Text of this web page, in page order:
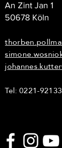
An Zint Jan 1
50678 Köln
Tel: 0221-